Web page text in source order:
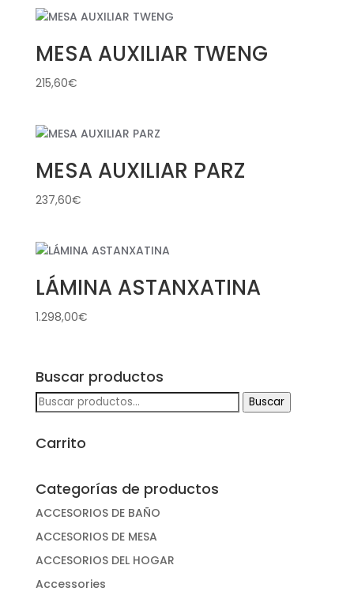
MESA AUXILIAR TWENG
215,60€
MESA AUXILIAR PARZ
237,60€
LÁMINA ASTANXATINA
1.298,00€
Buscar productos
Buscar
Buscar
Carrito
Categorías de productos
ACCESORIOS DE BAÑO
ACCESORIOS DE MESA
ACCESORIOS DEL HOGAR
Accessories